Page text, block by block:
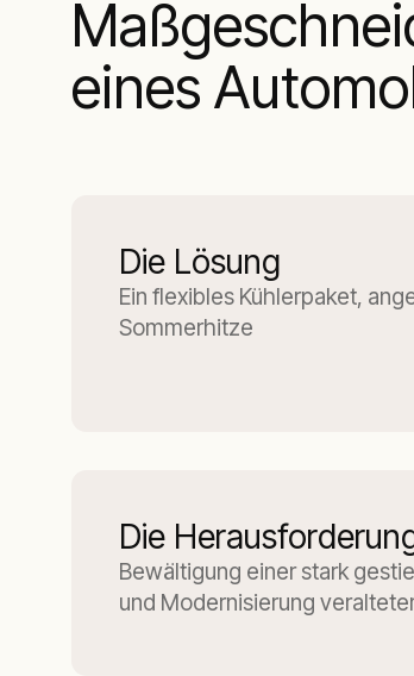
eines
Die Lösung
Ein flexibles Kühlerpaket,
Sommerhitze
Die
Bewältigung einer stark
und Modernisierung